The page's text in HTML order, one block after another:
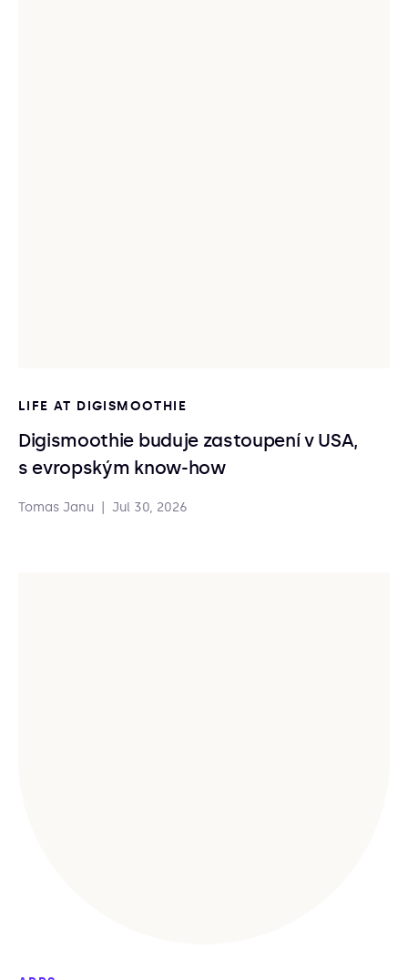
LIFE AT DIGISMOOTHIE
Digismoothie buduje zastoupení v USA,
s evropským know-how
Tomas Janu Jul 30, 2026